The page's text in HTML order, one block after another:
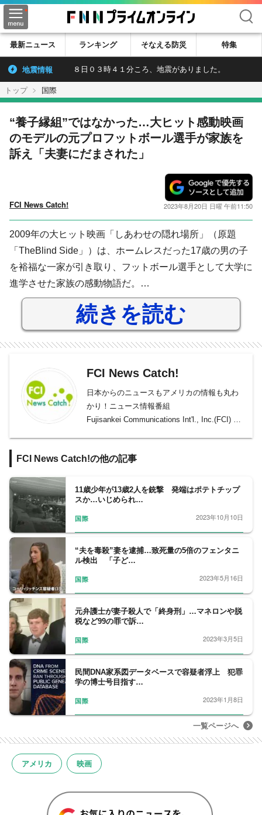
検索
最新ニュース ランキング そなえる防災 特集
地震情報 ８日０３時４１分ころ、地震がありました。
トップ 国際
“養子縁組”ではなかった…大ヒット感動映画
のモデルの元プロフットボール選手が家族を
訴え「夫妻にだまされた」
FCI News Catch! 2023年8月20日 日曜 午前11:50
2009年の大ヒット映画「しあわせの隠れ場所」（原題
「TheBlind Side」）は、ホームレスだった17歳の男の子
を裕福な一家が引き取り、フットボール選手として大学に
進学させた家族の感動物語だ。…
続きを読む
FCI News Catch!
日本からのニュースもアメリカの情報も丸わ
かり！ニュース情報番組
Fujisankei Communications Int'l., Inc.(FCI) で
立つ情報満載のテレビ番組「FCI News
組は、無料で地上デジタルやケーブルサービ
ス等でご覧いただけます。
FCI News Catch!の他の記事
11歳少年が13歳2人を銃撃 発端はポテトチップ
スか…いじめられ…
国際 2023年10月10日
“夫を毒殺”妻を逮捕…致死量の5倍のフェンタニ
ル検出 「子ど…
国際 2023年5月16日
元弁護士が妻子殺人で「終身刑」…マネロンや脱
税など99の罪で訴…
国際 2023年3月5日
民間DNA家系図データベースで容疑者浮上 犯罪
学の博士号目指す…
国際 2023年1月8日
一覧ページへ
アメリカ 映画